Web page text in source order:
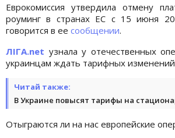
Еврокомиссия утвердила отмену
роуминг в странах ЕС с 15 июня
говорится в ее сообщении.
ЛІГА.net узнала у отечественных
украинцам ждать тарифных изменений
Читай также:
В Украине повысят тарифы на
Отыграются ли на нас европейские